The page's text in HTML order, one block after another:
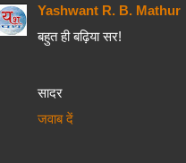
Yashwant R. B. Mathur
बहुत ही बढ़िया सर!
सादर
जवाब दें